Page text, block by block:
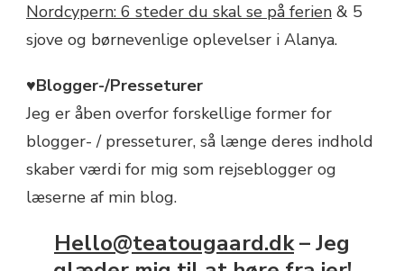
Nordcypern: 6 steder du skal se på ferien & 5
sjove og børnevenlige oplevelser i Alanya.
♥Blogger-/Presseturer
Jeg er åben overfor forskellige former for
blogger- / presseturer, så længe deres indhold
skaber værdi for mig som rejseblogger og
læserne af min blog.
Hello@teatougaard.dk– Jeg